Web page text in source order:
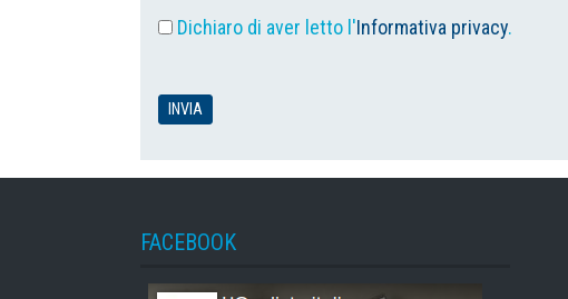
Dichiaro di aver letto l'Informativa privacy.
FACEBOOK